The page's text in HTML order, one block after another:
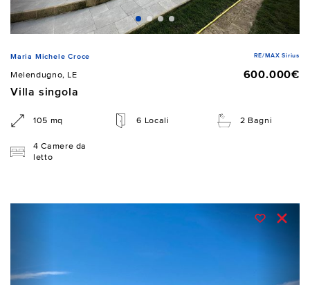
Maria Michele Croce RE/MAX Sirius
Melendugno, LE
600.000€
Villa singola
105 mq 6 Locali 2 Bagni
4 Camere da
letto